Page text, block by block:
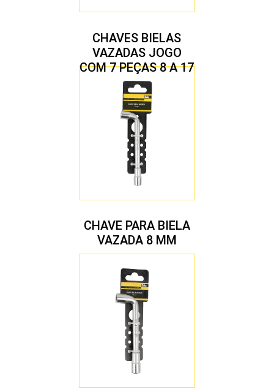
CHAVES BIELAS
VAZADAS JOGO
COM 7 PEÇAS 8 A 17
MM
CHAVE PARA BIELA
VAZADA 8 MM